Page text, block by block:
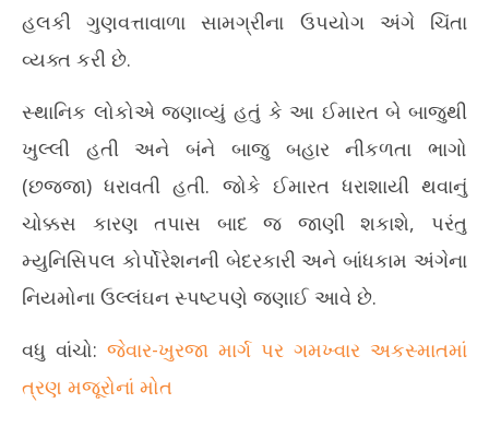
હલકી ગુણવત્તાવાળા સામગ્રીના ઉપયોગ અંગે ચિંતા
વ્યક્ત કરી છે.
સ્થાનિક લોકોએ જણાવ્યું હતું કે આ ઈમારત બે બાજુથી
ખુલ્લી હતી અને બંને બાજુ બહાર નીકળતા ભાગો
(છજ્જા) ધરાવતી હતી. જોકે ઈમારત ધરાશાયી થવાનું
ચોક્કસ કારણ તપાસ બાદ જ જાણી શકાશે, પરંતુ
મ્યુનિસિપલ કોર્પોરેશનની બેદરકારી અને બાંધકામ અંગેના
નિયમોના ઉલ્લંઘન સ્પષ્ટપણે જણાઈ આવે છે.
વધુ વાંચો: જેવાર-ખુરજા માર્ગ પર ગમખ્વાર અકસ્માતમાં
ત્રણ મજૂરોનાં મોત